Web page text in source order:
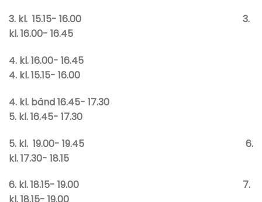
3. kl. 15.15- 16.00 3.
kl. 16.00- 16.45
4. kl. 16.00- 16.45
4. kl. 15.15- 16.00
4. kl. bänd 16.45- 17.30
5. kl. 16.45- 17.30
5. kl. 19.00- 19.45 6.
kl. 17.30- 18.15
6. kl. 18.15- 19.00 7.